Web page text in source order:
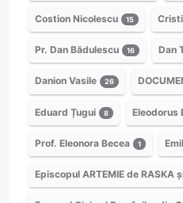
Costion Nicolescu 15
Pr. Dan Bădulescu 16 Dan
Danion Vasile 26
Eduard Țugui 8 Eleodorus
Prof. Eleonora Becea 1
Episcopul ARTEMIE de RASKA